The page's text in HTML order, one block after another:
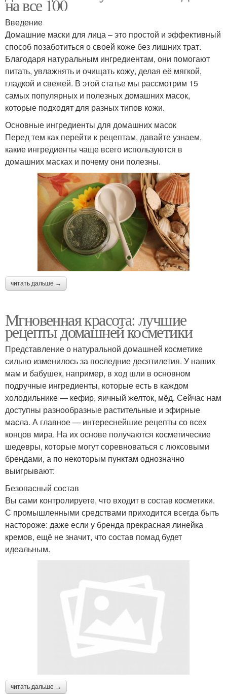
на все 100
Введение
Домашние маски для лица – это простой и эффективный
способ позаботиться о своей коже без лишних трат.
Благодаря натуральным ингредиентам, они помогают
питать, увлажнять и очищать кожу, делая её мягкой,
гладкой и свежей. В этой статье мы рассмотрим 15
самых популярных и полезных домашних масок,
которые подходят для разных типов кожи.
Основные ингредиенты для домашних масок
Перед тем как перейти к рецептам, давайте узнаем,
какие ингредиенты чаще всего используются в
домашних масках и почему они полезны.
читать дальше →
Мгновенная красота: лучшие
рецепты домашней косметики
Представление о натуральной домашней косметике
сильно изменилось за последние десятилетия. У наших
мам и бабушек, например, в ход шли в основном
подручные ингредиенты, которые есть в каждом
холодильнике — кефир, яичный желток, мёд. Сейчас нам
доступны разнообразные растительные и эфирные
масла. А главное — интереснейшие рецепты со всех
концов мира. На их основе получаются косметические
шедевры, которые могут соревноваться с люксовыми
брендами, а по некоторым пунктам однозначно
выигрывают:
Безопасный состав
Вы сами контролируете, что входит в состав косметики.
С промышленными средствами приходится всегда быть
настороже: даже если у бренда прекрасная линейка
кремов, ещё не значит, что состав помад будет
идеальным.
читать дальше →